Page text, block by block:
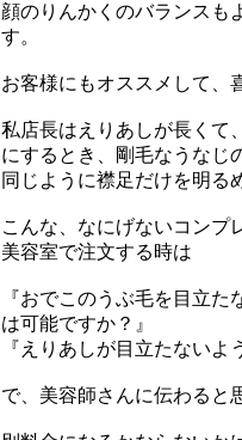
顔のりんかくのバランスも
す。
お客様にもオススメして、
私店長はえりあしが長くて
にするとき、剛毛なうなじ
同じように襟足だけを明る
こんな、なにげないコンプ
美容室で注文する時は
『おでこのうぶ毛を目立
は可能ですか？』
『えりあしが目立たない
で、美容師さんに伝わると